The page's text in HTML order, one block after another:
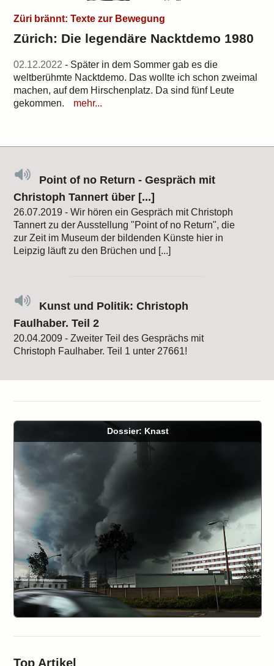
Züri brännt: Texte zur Bewegung
Zürich: Die legendäre Nacktdemo 1980
02.12.2022 - Später in dem Sommer gab es die
weltberühmte Nacktdemo. Das wollte ich schon zweimal
machen, auf dem Hirschenplatz. Da sind fünf Leute
gekommen.
mehr...
Point of no Return - Gespräch mit
Christoph Tannert über [...]
26.07.2019 - Wir hören ein Gespräch mit Christoph
Tannert zu der Ausstellung "Point of no Return", die
zur Zeit im Museum der bildenden Künste hier in
Leipzig läuft zu den Brüchen und [...]
Kunst und Politik: Christoph
Faulhaber. Teil 2
20.04.2009 - Zweiter Teil des Gesprächs mit
Christoph Faulhaber. Teil 1 unter 27661!
Dossier: Knast
Top Artikel